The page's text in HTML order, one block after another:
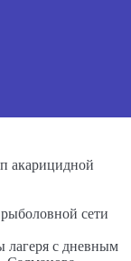
акарицидной
сети
лагеря с дневным